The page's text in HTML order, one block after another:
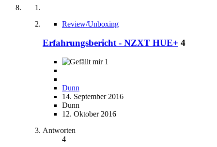
Review/Unboxing
Erfahrungsbericht - NZXT HUE+ 4
1
Dunn
14. September 2016
Dunn
12. Oktober 2016
Antworten
4